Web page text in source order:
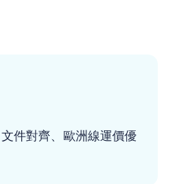
件對齊、歐洲線運價優